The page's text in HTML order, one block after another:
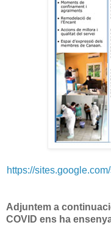
https://
Adjuntem a
COVID ens ha